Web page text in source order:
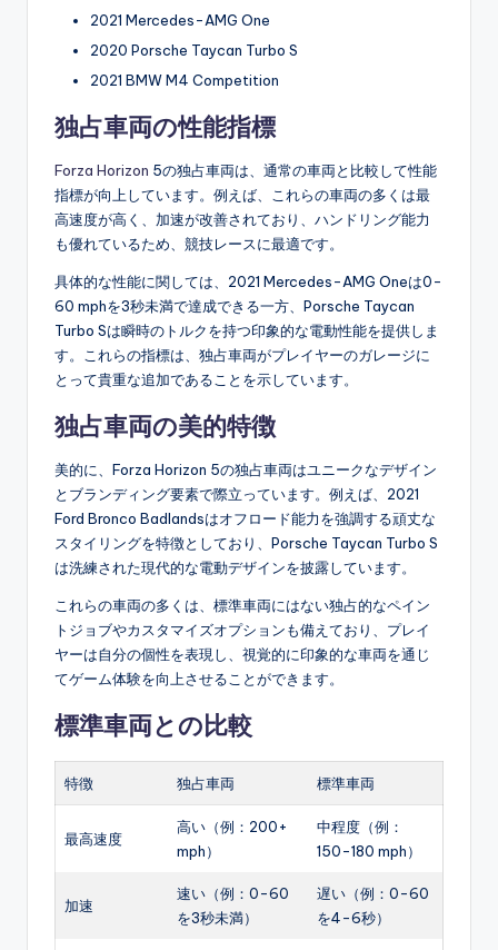
2021 Mercedes-AMG One
2020 Porsche Taycan Turbo S
2021 BMW M4 Competition
独占車両の性能指標
Forza Horizon 5の独占車両は、通常の車両と比較して性能
指標が向上しています。例えば、これらの車両の多くは最
高速度が高く、加速が改善されており、ハンドリング能力
も優れているため、競技レースに最適です。
具体的な性能に関しては、2021 Mercedes-AMG Oneは0-
60 mphを3秒未満で達成できる一方、Porsche Taycan
Turbo Sは瞬時のトルクを持つ印象的な電動性能を提供しま
す。これらの指標は、独占車両がプレイヤーのガレージに
とって貴重な追加であることを示しています。
独占車両の美的特徴
美的に、Forza Horizon 5の独占車両はユニークなデザイン
とブランディング要素で際立っています。例えば、2021
Ford Bronco Badlandsはオフロード能力を強調する頑丈な
スタイリングを特徴としており、Porsche Taycan Turbo S
は洗練された現代的な電動デザインを披露しています。
これらの車両の多くは、標準車両にはない独占的なペイン
トジョブやカスタマイズオプションも備えており、プレイ
ヤーは自分の個性を表現し、視覚的に印象的な車両を通じ
てゲーム体験を向上させることができます。
標準車両との比較
特徴 独占車両 標準車両
最高速度
高い（例：200+
mph）
中程度（例：
150-180 mph）
加速
速い（例：0-60
を3秒未満）
遅い（例：0-60
を4-6秒）